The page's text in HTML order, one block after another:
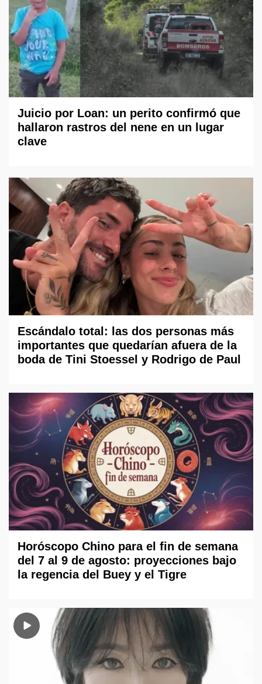
Juicio por Loan: un perito confirmó que
hallaron rastros del nene en un lugar
clave
Escándalo total: las dos personas más
importantes que quedarían afuera de la
boda de Tini Stoessel y Rodrigo de Paul
Horóscopo Chino para el fin de semana
del 7 al 9 de agosto: proyecciones bajo
la regencia del Buey y el Tigre